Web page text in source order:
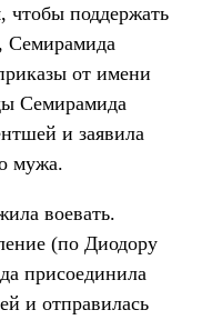
чтобы поддержать
Семирамида
от имени
Семирамида
и заявила
мужа.
воевать.
(по Диодору
присоединила
и отправилась